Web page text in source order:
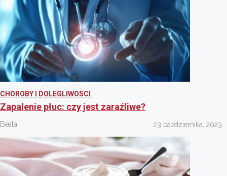
CHOROBY I DOLEGLIWOSCI
Zapalenie płuc: czy jest zaraźliwe?
Beata 23 października, 2023